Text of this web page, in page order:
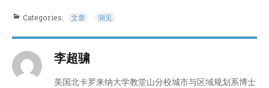
Categories: 文章 洞见
李超骕
美国北卡罗来纳大学教堂山分校城市与区域规划系博士